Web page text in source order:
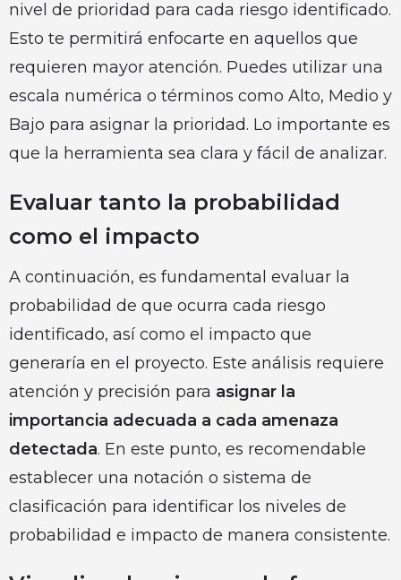
nivel de prioridad para cada riesgo identificado.
Esto te permitirá enfocarte en aquellos que
requieren mayor atención. Puedes utilizar una
escala numérica o términos como Alto, Medio y
Bajo para asignar la prioridad. Lo importante es
que la herramienta sea clara y fácil de analizar.
Evaluar tanto la probabilidad
como el impacto
A continuación, es fundamental evaluar la
probabilidad de que ocurra cada riesgo
identificado, así como el impacto que
generaría en el proyecto. Este análisis requiere
atención y precisión para asignar la
importancia adecuada a cada amenaza
detectada. En este punto, es recomendable
establecer una notación o sistema de
clasificación para identificar los niveles de
probabilidad e impacto de manera consistente.